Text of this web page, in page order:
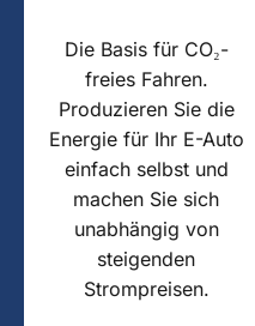
Die Basis für CO₂-
freies Fahren.
Produzieren Sie die
Energie für Ihr E-Auto
einfach selbst und
machen Sie sich
unabhängig von
steigenden
Strompreisen.